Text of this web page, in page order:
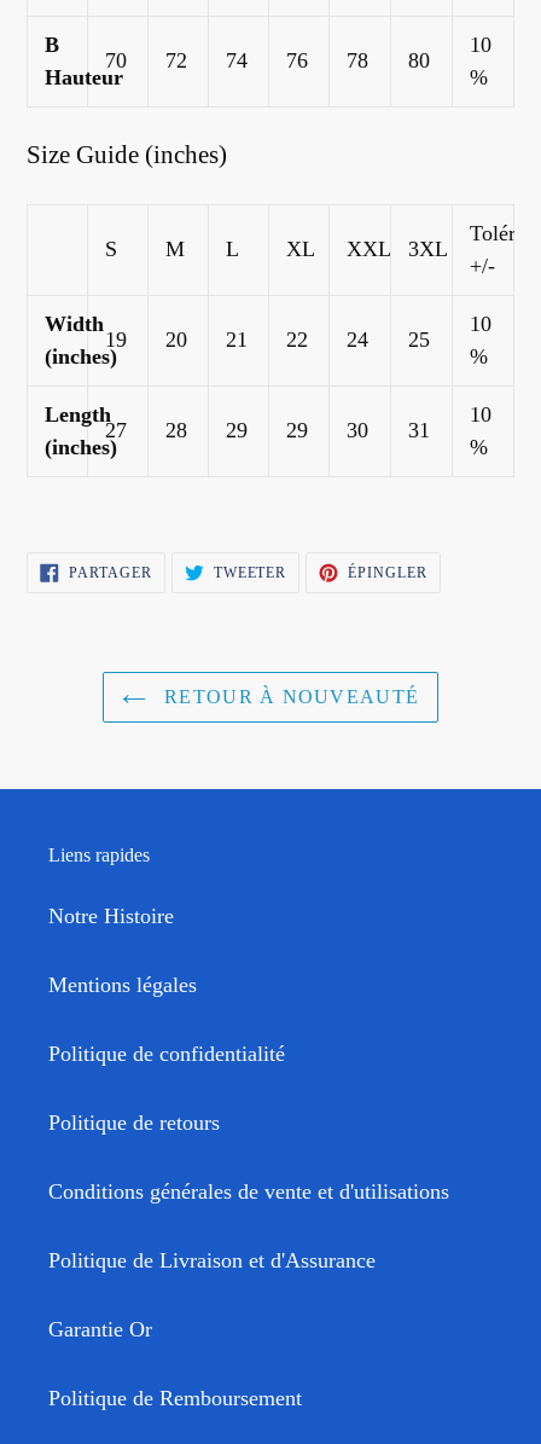
B
Hauteur
70 72 74 76 78 80
10
%
Size Guide (inches)
S M L XL XXL 3XL
+/-
Width
(inches)
19 20 21 22 24 25
10
%
Length
(inches)
27 28 29 29 30 31
10
%
PARTAGER PARTAGERTWEETER TWEETERÉPINGLER
RETOUR À NOUVEAUTÉ
Liens rapides
Notre Histoire
Mentions légales
Politique de confidentialité
Politique de retours
Conditions générales de vente et d'utilisations
Politique de Livraison et d'Assurance
Garantie Or
Politique de Remboursement